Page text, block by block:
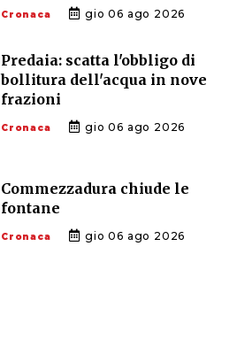
Cronaca gio 06 ago 2026
Predaia: scatta l'obbligo di
bollitura dell'acqua in nove
frazioni
Cronaca gio 06 ago 2026
Commezzadura chiude le
fontane
Cronaca gio 06 ago 2026